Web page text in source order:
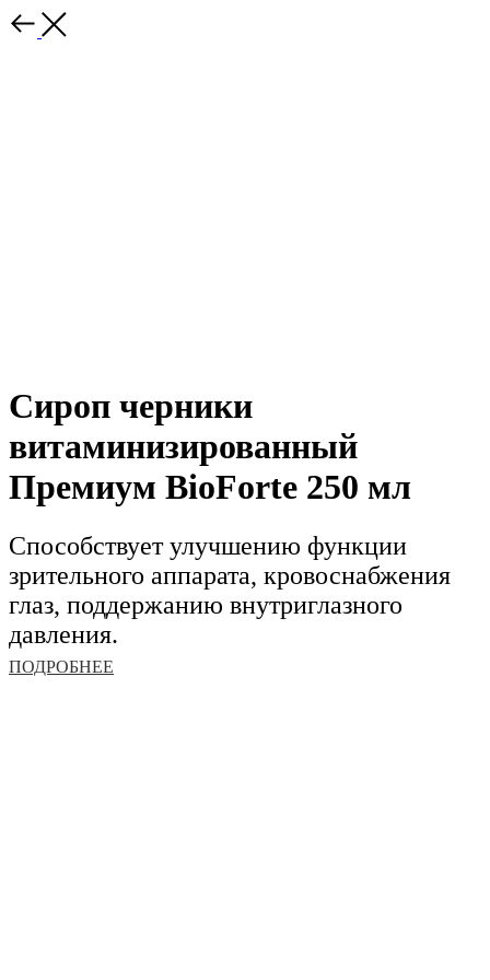
Сироп черники
витаминизированный
Премиум BioForte 250 мл
Способствует улучшению функции
зрительного аппарата, кровоснабжения
глаз, поддержанию внутриглазного
давления.
ПОДРОБНЕЕ